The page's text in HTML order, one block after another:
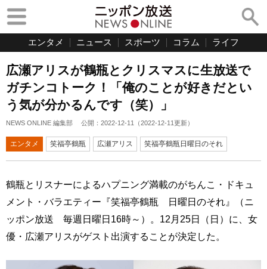
エンタメ ニュース スポーツ コラム ライフ
広瀬アリスが鶴瓶とクリスマスに生放送で
ガチンコトーク！「俺のことが好きだとい
う気が分かるんです（笑）」
NEWS ONLINE 編集部 公開： 2022-12-11 （2022-12-11更新）
エンタメ 笑福亭鶴瓶 広瀬アリス 笑福亭鶴瓶日曜日のそれ
鶴瓶とリスナーによるハプニング満載のがちんこ・ドキュ
メント・バラエティー『笑福亭鶴瓶 日曜日のそれ』（ニ
ッポン放送 毎週日曜日16時～）。12月25日（日）に、女
優・広瀬アリスがゲスト出演することが決定した。